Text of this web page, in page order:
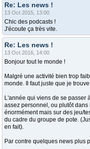
Re: Les news !
13 Oct 2015, 13:00
Chic des podcasts !
J'écoute ça très vite.
Re: Les news !
13 Oct 2016, 14:00
Bonjour tout le monde !
Malgré une activité bien trop
monde. Il faut juste que je
L'année qui viens de se passer
assez personnel, ou plutôt
énormément mais sur des jeu/
du cadre du groupe de pote.
en fait).
Par contre quelques news plus